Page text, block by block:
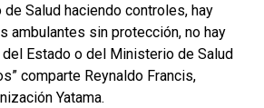
Salud haciendo controles, hay
ambulantes sin protección, no hay
Estado o del Ministerio de Salud
comparte Reynaldo Francis,
Yatama.